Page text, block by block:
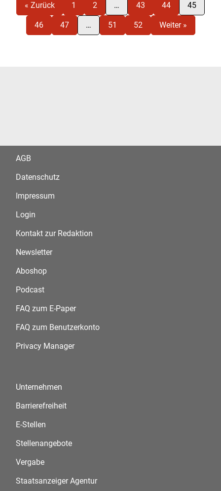
« Zurück 1 2 … 43 44 45
46 47 … 51 52 Weiter »
AGB
Datenschutz
Impressum
Login
Kontakt zur Redaktion
Newsletter
Aboshop
Podcast
FAQ zum E-Paper
FAQ zum Benutzerkonto
Privacy Manager
Unternehmen
Barrierefreiheit
E-Stellen
Stellenangebote
Vergabe
Staatsanzeiger Agentur